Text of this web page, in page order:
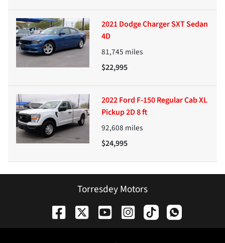
2021 Dodge Charger SXT Sedan
4D
81,745 miles
$22,995
2022 Ford F-150 Regular Cab XL
Pickup 2D 8 ft
92,608 miles
$24,995
Torresdey Motors